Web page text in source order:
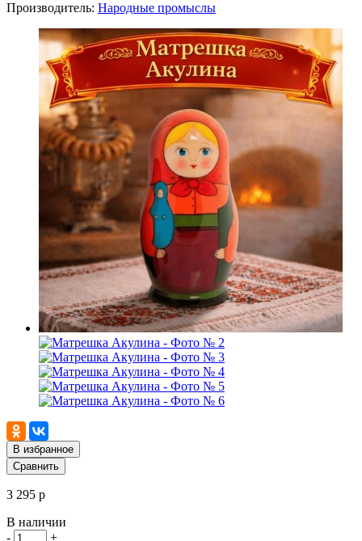
Производитель: Народные промыслы
В избранное
Сравнить
3 295 р
В наличии
-
+